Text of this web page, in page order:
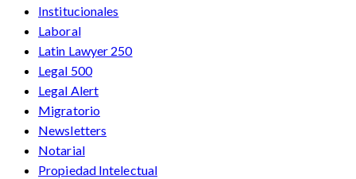
Institucionales
Laboral
Latin Lawyer 250
Legal 500
Legal Alert
Migratorio
Newsletters
Notarial
Propiedad Intelectual